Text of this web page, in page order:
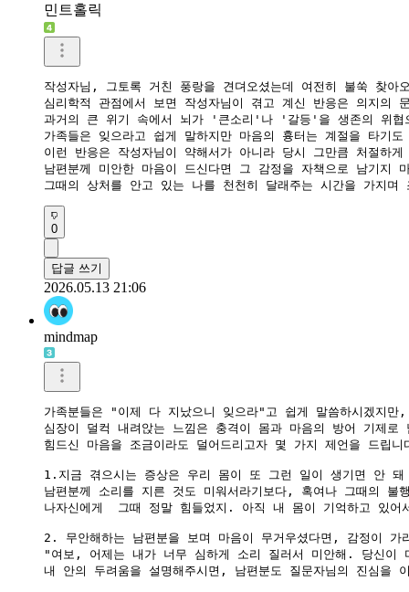
민트홀릭
작성자님, 그토록 거친 풍랑을 견뎌오셨는데 여전히 불쑥 찾아
심리학적 관점에서 보면 작성자님이 겪고 계신 반응은 의지
과거의 큰 위기 속에서 뇌가 '큰소리'나 '갈등'을 생존의 위협
가족들은 잊으라고 쉽게 말하지만 마음의 흉터는 계절을 타기
이런 반응은 작성자님이 약해서가 아니라 당시 그만큼 처절하
남편분께 미안한 마음이 드신다면 그 감정을 자책으로 남기
그때의 상처를 안고 있는 나를 천천히 달래주는 시간을 가지며
0
답글 쓰기
2026.05.13 21:06
mindmap
가족분들은 "이제 다 지났으니 잊으라"고 쉽게 말씀하시겠지
심장이 덜컥 내려앉는 느낌은 충격이 몸과 마음의 방어 기제
힘드신 마음을 조금이라도 덜어드리고자 몇 가지 제언을 드립니
1.지금 겪으시는 증상은 우리 몸이 또 그런 일이 생기면 안
남편분께 소리를 지른 것도 미워서라기보다, 혹여나 그때의
나자신에게  그때 정말 힘들었지. 아직 내 몸이 기억하고 있어
2. 무안해하는 남편분을 보며 마음이 무거우셨다면, 감정이
"여보, 어제는 내가 너무 심하게 소리 질러서 미안해. 당신이
내 안의 두려움을 설명해주시면, 남편분도 질문자님의 진심을